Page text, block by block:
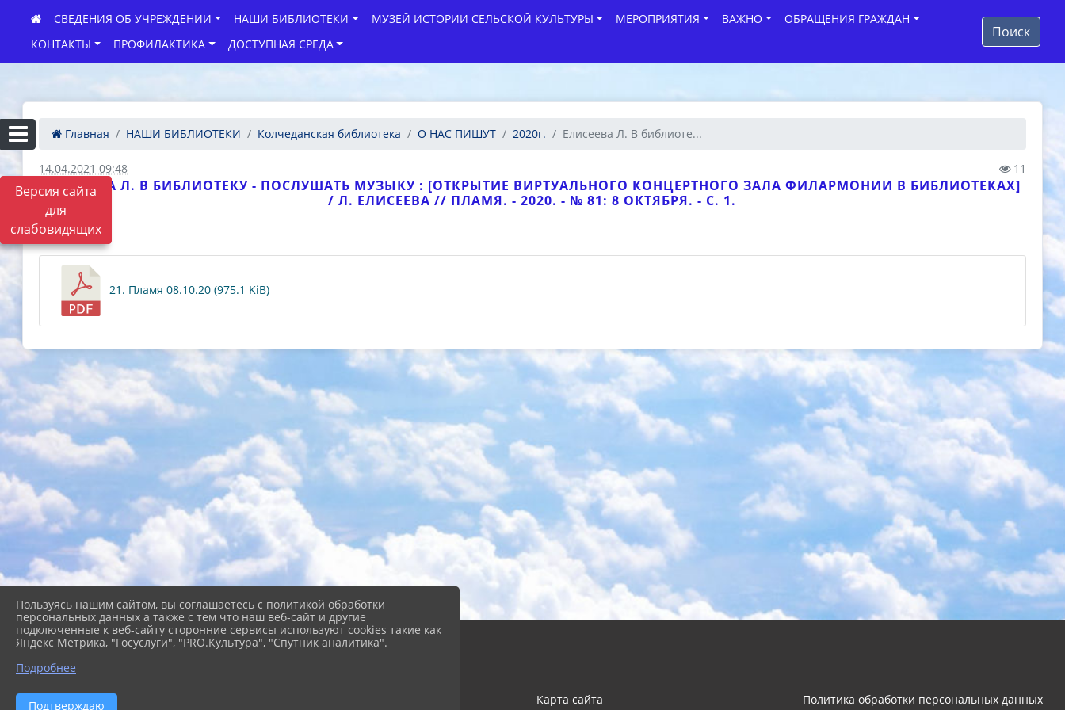
Версия сайта
для
слабовидящих
СВЕДЕНИЯ ОБ УЧРЕЖДЕНИИ НАШИ БИБЛИОТЕКИ МУЗЕЙ ИСТОРИИ СЕЛЬСКОЙ КУЛЬТУРЫ МЕРОПРИЯТИЯ ВАЖНО
ОБРАЩЕНИЯ ГРАЖДАН
КОНТАКТЫ
ПРОФИЛАКТИКА ДОСТУПНАЯ СРЕДА
Поиск
Главная НАШИ БИБЛИОТЕКИ Колчеданская библиотека О НАС ПИШУТ 2020г. Елисеева Л. В библиоте...
14.04.2021 09:48 11
ЕЛИСЕЕВА Л. В БИБЛИОТЕКУ - ПОСЛУШАТЬ МУЗЫКУ : [ОТКРЫТИЕ ВИРТУАЛЬНОГО КОНЦЕРТНОГО ЗАЛА ФИЛАРМОНИИ В БИБЛИОТЕКАХ]
/ Л. ЕЛИСЕЕВА // ПЛАМЯ. - 2020. - № 81: 8 ОКТЯБРЯ. - С. 1.
ФАЙЛЫ
21. Пламя 08.10.20 (975.1 KiB)
2026 г. cb-kgo.ru Карта сайта Политика обработки персональных данных
Пользуясь нашим сайтом, вы соглашаетесь с политикой обработки
персональных данных а также с тем что наш веб-сайт и другие
подключенные к веб-сайту сторонние сервисы используют cookies такие как
Яндекс Метрика, "Госуслуги", "PRO.Культура", "Спутник аналитика".
Подробнее
Подтверждаю